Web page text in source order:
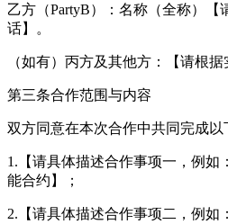
乙方（PartyB）：名称（全称）
话】。
（如有）丙方及其他方：【请根
第三条合作范围与内容
双方同意在本次合作中共同完成以
1.【请具体描述合作事项一，例
能合约】；
2.【请具体描述合作事项二，例如